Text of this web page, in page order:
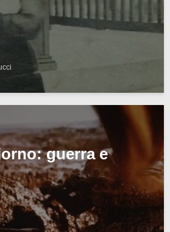
guerra e